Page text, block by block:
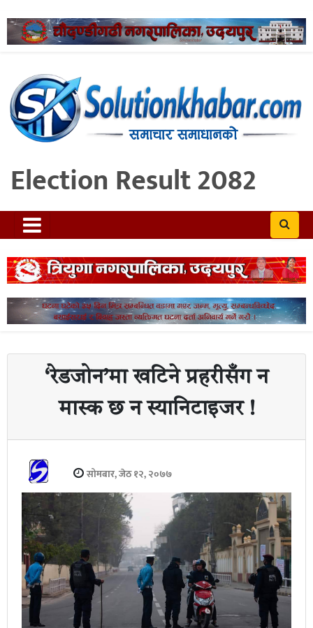
Election Result 2082
‘रेडजोन’मा खटिने प्रहरीसँग न
मास्क छ न स्यानिटाइजर !
सोमबार, जेठ १२, २०७७